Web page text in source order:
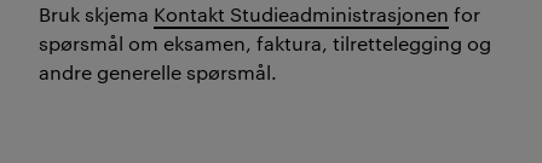
Bruk skjema Kontakt Studieadministrasjonen for
spørsmål om eksamen, faktura, tilrettelegging og
andre generelle spørsmål.